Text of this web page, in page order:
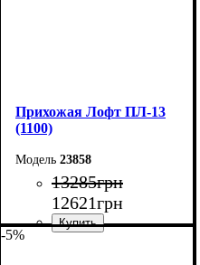
Прихожая Лофт ПЛ-13
(1100)
23858
13285грн
12621грн
-5%